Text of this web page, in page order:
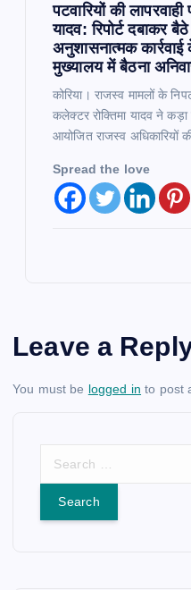
पटवारियों की
यादव: रिपोर्ट दबाकर
अनुशासनात्मक
मुख्यालय में बैठना
कोरिया। राजस्व मामलों के
कलेक्टर रोक्तिमा यादव ने
आयोजित राजस्व अधिकारियों
Spread the love
Leave a
You must be logged in to post